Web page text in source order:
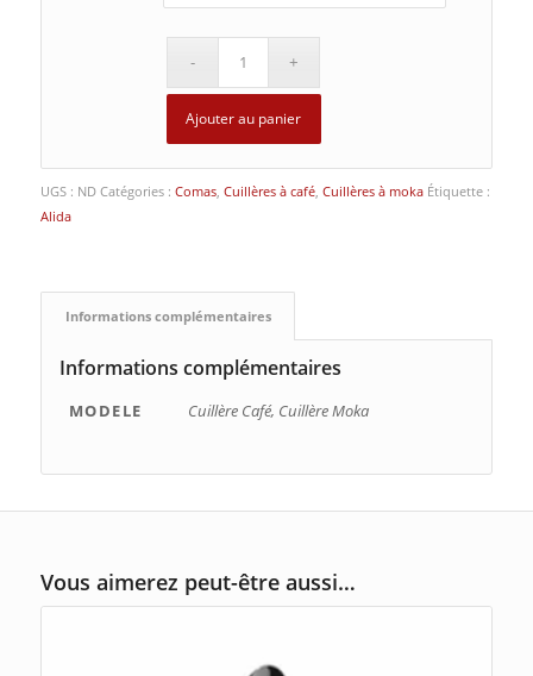
Ajouter au panier
UGS : ND Catégories : Comas, Cuillères à café, Cuillères à moka Étiquette :
Alida
Informations complémentaires
Informations complémentaires
MODELE Cuillère Café, Cuillère Moka
Vous aimerez peut-être aussi…